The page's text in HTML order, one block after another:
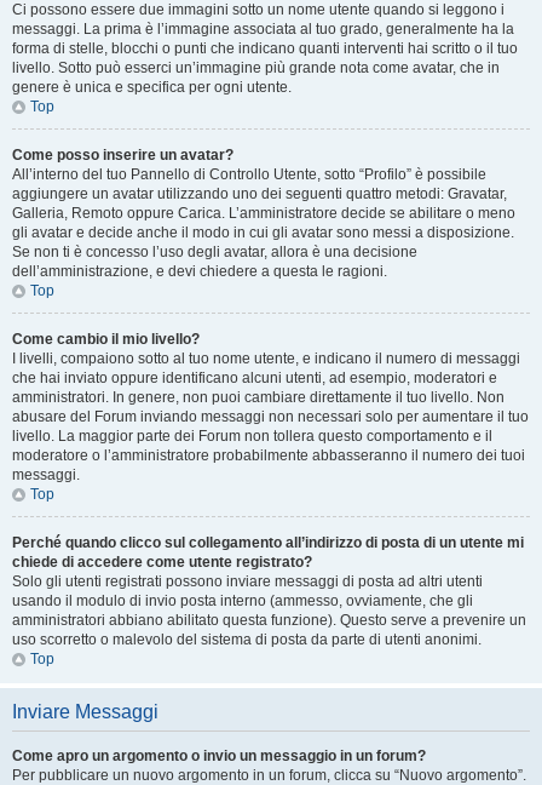
Ci possono essere due immagini sotto un nome utente quando si leggono i
messaggi. La prima è l’immagine associata al tuo grado, generalmente ha la
forma di stelle, blocchi o punti che indicano quanti interventi hai scritto o il tuo
livello. Sotto può esserci un’immagine più grande nota come avatar, che in
genere è unica e specifica per ogni utente.
Top
Come posso inserire un avatar?
All’interno del tuo Pannello di Controllo Utente, sotto “Profilo” è possibile
aggiungere un avatar utilizzando uno dei seguenti quattro metodi: Gravatar,
Galleria, Remoto oppure Carica. L’amministratore decide se abilitare o meno
gli avatar e decide anche il modo in cui gli avatar sono messi a disposizione.
Se non ti è concesso l’uso degli avatar, allora è una decisione
dell’amministrazione, e devi chiedere a questa le ragioni.
Top
Come cambio il mio livello?
I livelli, compaiono sotto al tuo nome utente, e indicano il numero di messaggi
che hai inviato oppure identificano alcuni utenti, ad esempio, moderatori e
amministratori. In genere, non puoi cambiare direttamente il tuo livello. Non
abusare del Forum inviando messaggi non necessari solo per aumentare il tuo
livello. La maggior parte dei Forum non tollera questo comportamento e il
moderatore o l’amministratore probabilmente abbasseranno il numero dei tuoi
messaggi.
Top
Perché quando clicco sul collegamento all’indirizzo di posta di un utente mi
chiede di accedere come utente registrato?
Solo gli utenti registrati possono inviare messaggi di posta ad altri utenti
usando il modulo di invio posta interno (ammesso, ovviamente, che gli
amministratori abbiano abilitato questa funzione). Questo serve a prevenire un
uso scorretto o malevolo del sistema di posta da parte di utenti anonimi.
Top
Inviare Messaggi
Come apro un argomento o invio un messaggio in un forum?
Per pubblicare un nuovo argomento in un forum, clicca su “Nuovo argomento”.